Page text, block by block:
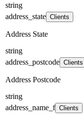
string
address_state Clients
Address State
string
address_postcode Clients
Address Postcode
string
address_name_f Clients